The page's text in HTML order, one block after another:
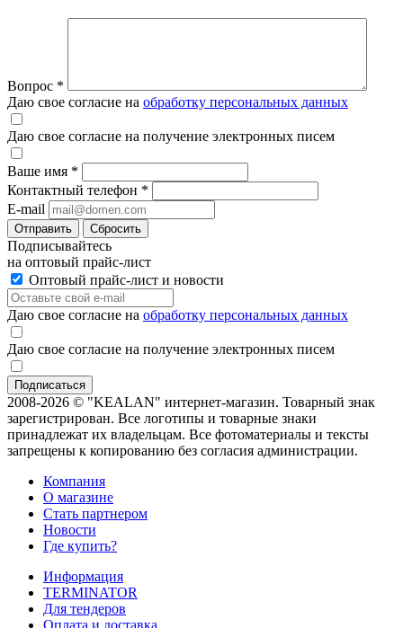
Вопрос *
Даю свое согласие на обработку персональных данных
Даю свое согласие на получение электронных писем
Ваше имя *
Контактный телефон *
E-mail
Отправить Сбросить
Подписывайтесь
на оптовый прайс-лист
Оптовый прайс-лист и новости
Даю свое согласие на обработку персональных данных
Даю свое согласие на получение электронных писем
2008-2026 © "KEALAN" интернет-магазин. Товарный знак
зарегистрирован. Все логотипы и товарные знаки
принадлежат их владельцам. Все фотоматериалы и тексты
запрещены к копированию без согласия администрации.
Компания
О магазине
Стать партнером
Новости
Где купить?
Информация
TERMINATOR
Для тендеров